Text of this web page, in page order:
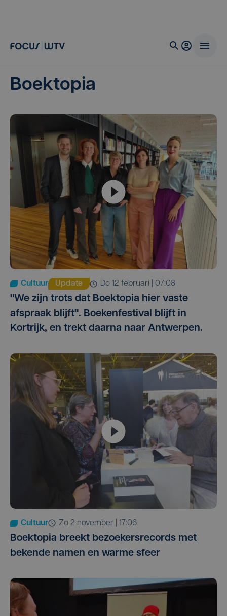
Boektopia
Cultuur Update do 12 februari | 07:08
"We zijn trots dat Boektopia hier vaste
afspraak blijft". Boekenfestival blijft in
Kortrijk, en trekt daarna naar Antwerpen.
Cultuur zo 2 november | 17:06
Boektopia breekt bezoekersrecords met
bekende namen en warme sfeer